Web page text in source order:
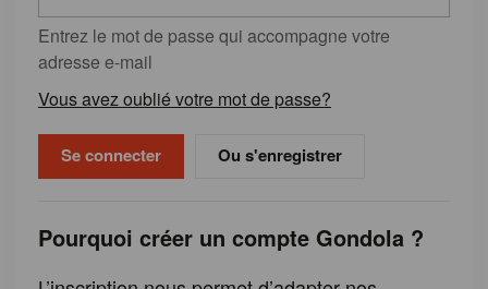
Entrez le mot de passe qui accompagne votre
adresse e-mail
Vous avez oublié votre mot de passe?
Ou s'enregistrer
Pourquoi créer un compte Gondola ?